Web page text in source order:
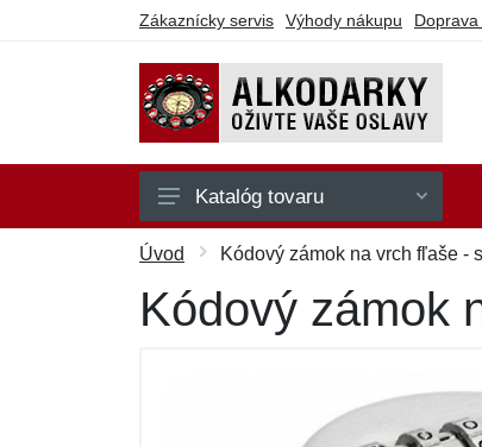
Zákaznícky servis Výhody nákupu
Na hranie
Na party
Katalóg tovaru
Úvod Kódový zámok na vrch fľaše -
Kódový zámok